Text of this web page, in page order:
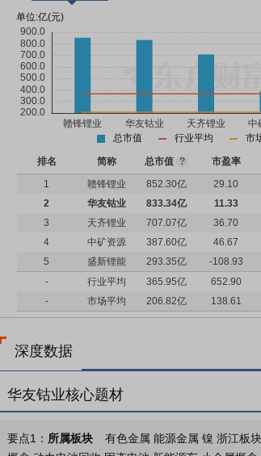
单位:亿(元)
总市值 行业平均 市
排名 简称 总市值 ? 市盈率
1
赣锋锂业 852.30亿 29.10
2
华友钴业 833.34亿 11.33
3
天齐锂业 707.07亿 36.70
4
中矿资源 387.60亿 46.67
5
盛新锂能 293.35亿 -108.93
-
行业平均 365.95亿 652.90
-
市场平均 206.82亿 138.61
深度数据
华友钴业核心题材
要点1： 所属板块
有色金属 能源金属 镍 浙江板